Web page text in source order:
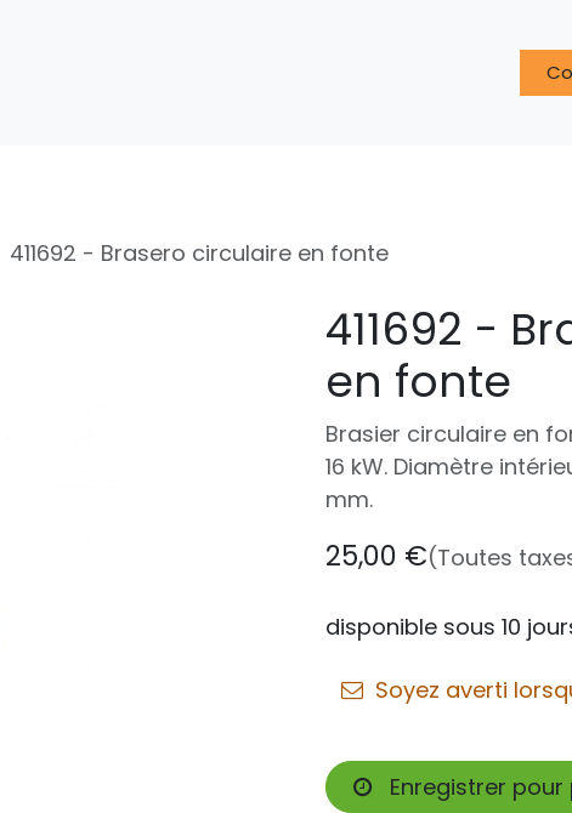
411692 - Brasero circulaire en fonte
411692 -
en fonte
Brasier circulaire en
16 kW. Diamètre
mm.
25,00 €(Toutes
disponible sous 10
Soyez averti
Enregistrer